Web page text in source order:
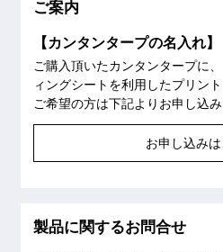
ご案内
【カンタンタープの名入れ】
ご購入頂いたカンタンタープに
ィングシートを利用したプリント
ご希望の方は下記よりお申し込み
お申し込み
製品に関するお問合せ